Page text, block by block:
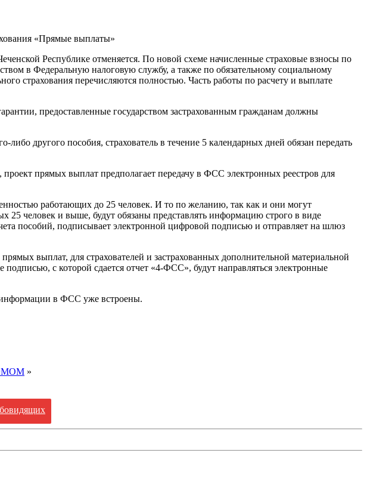
«Прямые выплаты»
Республике отменяется. По новой схеме начисленные страховые взносы по
в Федеральную налоговую службу, а также по обязательному социальному
страхования перечисляются полностью. Часть работы по расчету и выплате
предоставленные государством застрахованным гражданам должны
другого пособия, страхователь в течение 5 календарных дней обязан передать
прямых выплат предполагает передачу в ФСС электронных реестров для
работающих до 25 человек. И то по желанию, так как и они могут
25 человек и выше, будут обязаны представлять информацию строго в виде
пособий, подписывает электронной цифровой подписью и отправляет на шлюз
выплат, для страхователей и застрахованных дополнительной материальной
с которой сдается отчет «4-ФСС», будут направляться электронные
в ФСС уже встроены.
»